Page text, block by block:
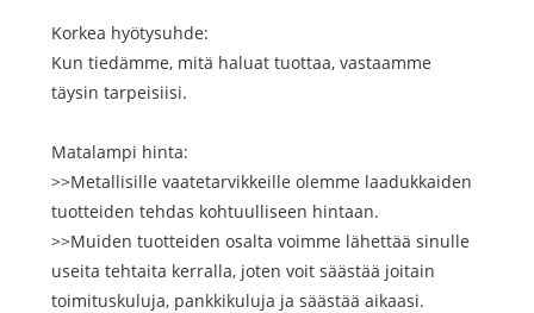
Korkea hyötysuhde:
Kun tiedämme, mitä haluat tuottaa, vastaamme
täysin tarpeisiisi.
Matalampi hinta:
>>Metallisille vaatetarvikkeille olemme laadukkaiden
tuotteiden tehdas kohtuulliseen hintaan.
>>Muiden tuotteiden osalta voimme lähettää sinulle
useita tehtaita kerralla, joten voit säästää joitain
toimituskuluja, pankkikuluja ja säästää aikaasi.